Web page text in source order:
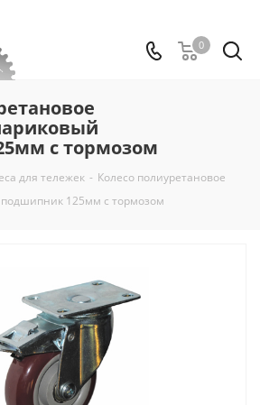
0
с тормозом
для тележек - Колесо полиуретановое
125мм с тормозом